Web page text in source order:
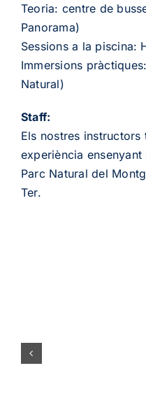
Teoria: centre de
Panorama)
Sessions a la piscina:
Immersions
Natural)
Staff:
Els nostres instructors
experiència
Parc Natural del
Ter.